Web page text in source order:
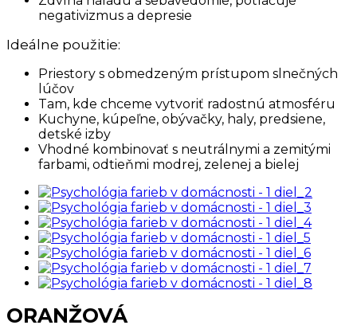
negativizmus a depresie
Ideálne použitie:
Priestory s obmedzeným prístupom slnečných
lúčov
Tam, kde chceme vytvoriť radostnú atmosféru
Kuchyne, kúpeľne, obývačky, haly, predsiene,
detské izby
Vhodné kombinovať s neutrálnymi a zemitými
farbami, odtieňmi modrej, zelenej a bielej
ORANŽOVÁ